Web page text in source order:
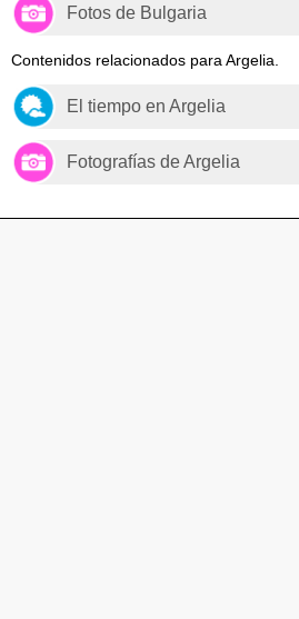
Fotos de Bulgaria
Contenidos relacionados para Argelia.
El tiempo en Argelia
Fotografías de Argelia